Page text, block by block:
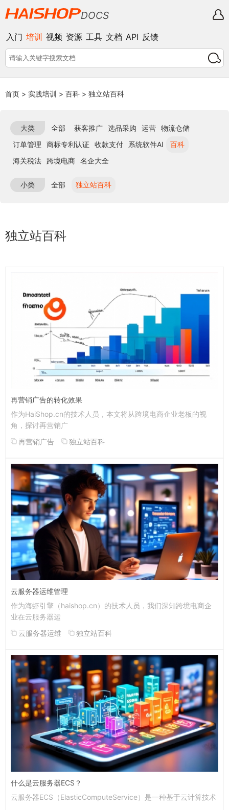
DOCS
入门 培训 视频 资源 工具 文档 API 反馈
首页 > 实践培训 > 百科 > 独立站百科
大类 全部 获客推广 选品采购 运营 物流仓储
订单管理
商标专利认证 收款支付 系统软件AI
百科
海关税法 跨境电商 名企大全
小类 全部 独立站百科
独立站百科
再营销广告的转化效果
作为HaiShop.cn的技术人员，本文将从跨境电商企业老板的视
角，探讨再营销广
再营销广告
独立站百科
云服务器运维管理
作为海虾引擎（haishop.cn）的技术人员，我们深知跨境电商企
业在云服务器运
云服务器运维
独立站百科
什么是云服务器ECS？
云服务器ECS（ElasticComputeService）是一种基于云计算技术